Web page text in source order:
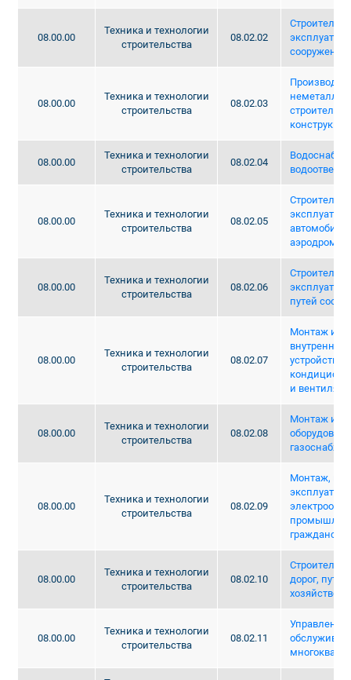
08.00.00
Техника и технологии
строительства
08.02.02
сооружений
08.00.00
Техника и технологии
строительства
08.02.03
конструкций
08.00.00
Техника и технологии
строительства
08.02.04
08.00.00
Техника и технологии
строительства
08.02.05
аэродромов
08.00.00
Техника и технологии
строительства
08.02.06
путей
08.00.00
Техника и технологии
строительства
08.02.07
Монтаж и
внутренних
устройств,
и
08.00.00
Техника и технологии
строительства
08.02.08
Монтаж и
08.00.00
Техника и технологии
строительства
08.02.09
Монтаж,
08.00.00
Техника и технологии
строительства
08.02.10
дорог, путь
хозяйство
08.00.00
Техника и технологии
строительства
08.02.11